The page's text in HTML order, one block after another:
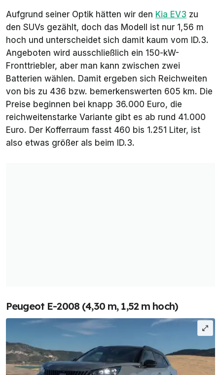
Aufgrund seiner Optik hätten wir den Kia EV3 zu
den SUVs gezählt, doch das Modell ist nur 1,56 m
hoch und unterscheidet sich damit kaum vom ID.3.
Angeboten wird ausschließlich ein 150-kW-
Fronttriebler, aber man kann zwischen zwei
Batterien wählen. Damit ergeben sich Reichweiten
von bis zu 436 bzw. bemerkenswerten 605 km. Die
Preise beginnen bei knapp 36.000 Euro, die
reichweitenstarke Variante gibt es ab rund 41.000
Euro. Der Kofferraum fasst 460 bis 1.251 Liter, ist
also etwas größer als beim ID.3.
Peugeot E-2008 (4,30 m, 1,52 m hoch)